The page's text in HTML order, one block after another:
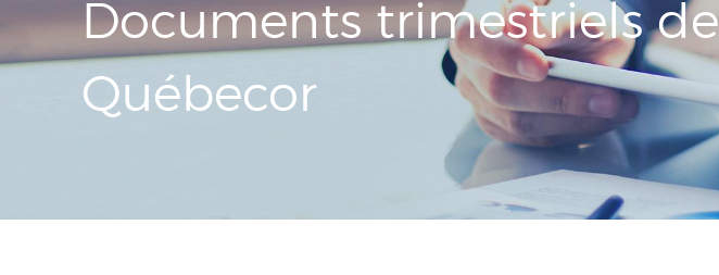
Documents trimestriels de
Québecor